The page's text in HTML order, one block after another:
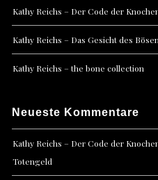
Kathy Reichs – Der Code der
Kathy Reichs – Das Gesicht des
Kathy Reichs – the bone collection
Neueste Kommentare
Kathy Reichs – Der Code der
Totengeld